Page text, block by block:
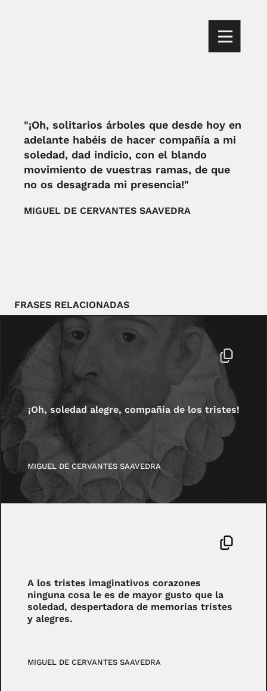
"¡Oh, solitarios árboles que desde hoy en
adelante habéis de hacer compañía a mi
soledad, dad indicio, con el blando
movimiento de vuestras ramas, de que
no os desagrada mi presencia!"
MIGUEL DE CERVANTES SAAVEDRA
FRASES RELACIONADAS
¡Oh, soledad alegre, compañía de los tristes!
MIGUEL DE CERVANTES SAAVEDRA
A los tristes imaginativos corazones
ninguna cosa le es de mayor gusto que la
soledad, despertadora de memorias tristes
y alegres.
MIGUEL DE CERVANTES SAAVEDRA